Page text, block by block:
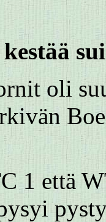
oli
1 että